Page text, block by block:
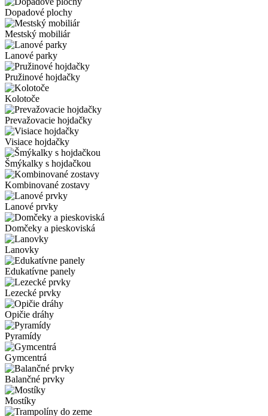
Dopadové plochy
Mestský mobiliár
Lanové parky
Pružinové hojdačky
Kolotoče
Prevažovacie hojdačky
Visiace hojdačky
Šmýkalky s hojdačkou
Kombinované zostavy
Lanové prvky
Domčeky a pieskoviská
Lanovky
Edukatívne panely
Lezecké prvky
Opičie dráhy
Pyramídy
Gymcentrá
Balančné prvky
Mostíky